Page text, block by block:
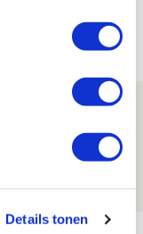
Details tonen